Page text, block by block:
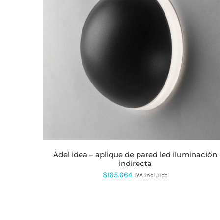
MÚLTIPLES
VARIANTES.
OPCIONES
SE
PÁGINA
DE
PRODUCTO
adel idea – aplique de pared led iluminación
indirecta
$165.664 IVA incluido